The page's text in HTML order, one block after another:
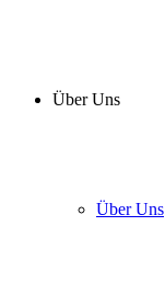
Über Uns
Über Uns